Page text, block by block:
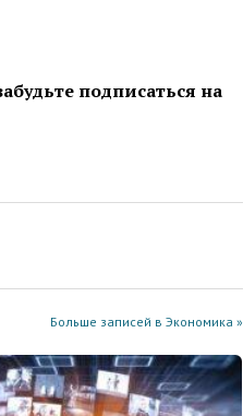
подписаться на
Больше записей в Экономика »